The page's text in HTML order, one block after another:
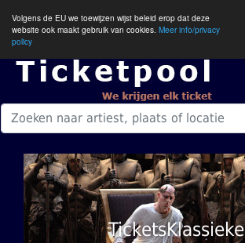
Volgens de EU we toewijzen wijst beleid erop dat deze
website ook maakt gebruik van cookies. Meer info/privacy
policy
TicketsKlassieke